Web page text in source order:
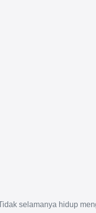
selamanya hidup